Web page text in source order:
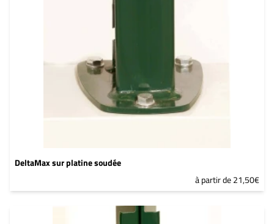
DeltaMax sur platine soudée
à partir de 21,50€